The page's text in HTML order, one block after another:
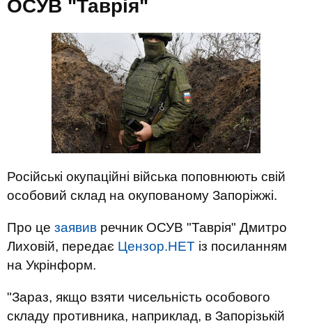
ОСУВ "Таврія"
Російські окупаційні війська поповнюють свій
особовий склад на окупованому Запоріжжі.
Про це заявив речник ОСУВ "Таврія" Дмитро
Лиховій, передає Цензор.НЕТ із посиланням
на Укрінформ.
"Зараз, якщо взяти чисельність особового
складу противника, наприклад, в Запорізькій